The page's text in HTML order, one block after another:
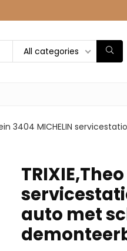
All categories
3404 MICHELIN
auto met